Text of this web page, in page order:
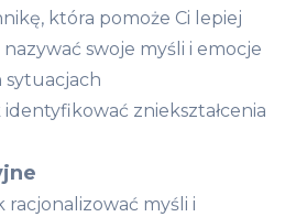
która pomoże Ci lepiej
swoje myśli i emocje
sytuacjach
identyfikować zniekształcenia
racjonalizować myśli i